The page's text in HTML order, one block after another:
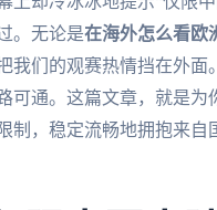
。无论是在海外怎么看欧
我们的观赛热情挡在外面
可通。这篇文章，就是
，稳定流畅地拥抱来自